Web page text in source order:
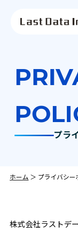
プラ
ホーム ＞ プライバシー
株式会社ラストデ